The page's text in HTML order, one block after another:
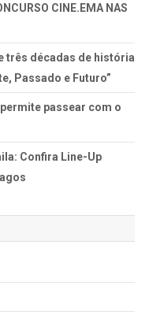
CINE.EMA NAS
três décadas de história
Passado e Futuro”
passear com o
Confira Line-Up